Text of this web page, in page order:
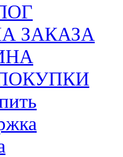
ЗАКАЗА